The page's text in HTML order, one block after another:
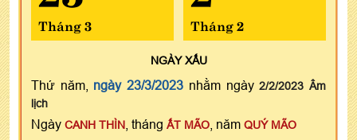
Tháng 3 Tháng 2
NGÀYXẤU
Thứ năm, ngày 23/3/2023 nhằm ngày2/2/2023 Âm
lịch
Ngày CANH THÌN , tháng ẤT MÃO , năm QUÝ MÃO